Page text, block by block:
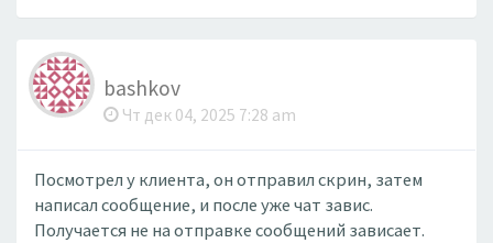
bashkov
Чт дек 04, 2025 7:28 am
Посмотрел у клиента, он отправил скрин, затем
написал сообщение, и после уже чат завис.
Получается не на отправке сообщений зависает.